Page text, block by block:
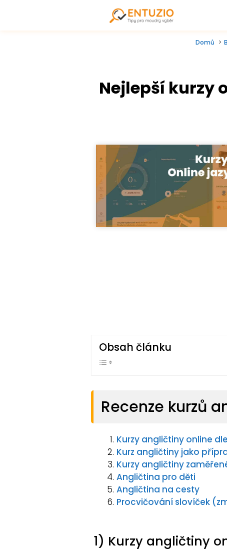
Domů
Nejlepší kurzy
Obsah článku
Recenze kurzů
Kurzy angličtiny online
Kurz angličtiny jako
Kurzy angličtiny
Angličtina pro děti
Angličtina na cesty
Procvičování slovíček
1) Kurzy angličtiny